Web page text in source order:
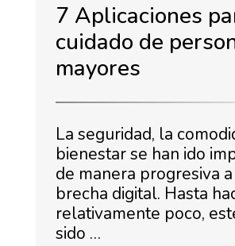
7 Aplicaciones
cuidado de
mayores
La seguridad, la
bienestar se han ido
de manera progresiva
brecha digital. Hasta
relativamente poco,
sido …